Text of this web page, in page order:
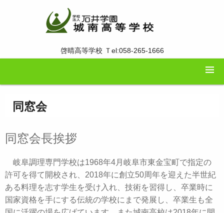
啓晴高等学校 Ｔel:058-265-1666
同窓会
同窓会長挨拶
岐阜調理専門学校は1968年4月岐阜市東金宝町で指定の
許可を得て開校され、2018年に創立50周年を迎えた半世紀
ある料理を志す学生を受け入れ、技術を習得し、卒業時に
国家資格を手にする伝統の学校にまで発展し、卒業生も全